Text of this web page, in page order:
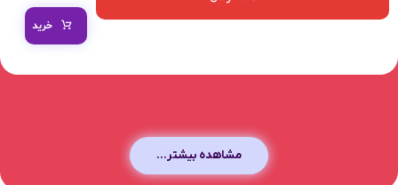
خرید
مشاهده بیشتر...